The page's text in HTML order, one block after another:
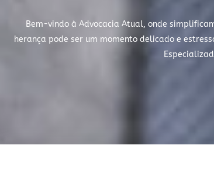
Bem-vindo à Advocacia Atual, onde
herança pode ser um momento delicado e